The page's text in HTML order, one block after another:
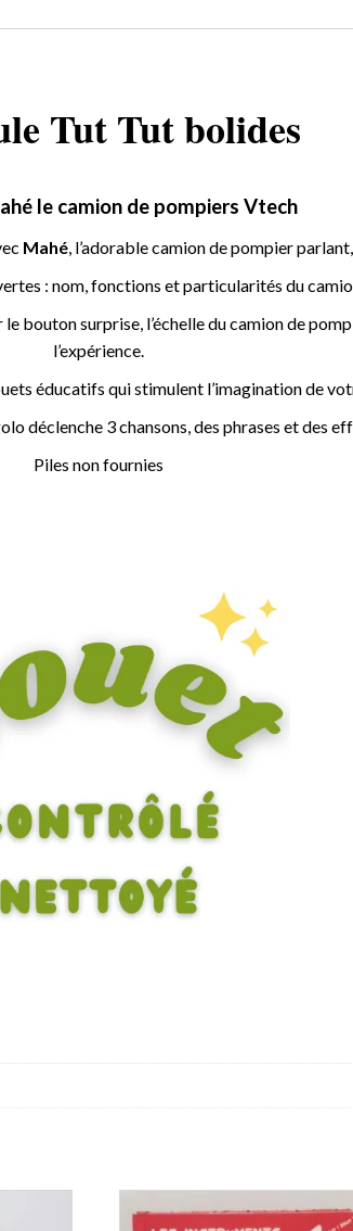
Tut Tut bolides
le camion de pompiers Vtech
Mahé, l’adorable camion de pompier
: nom, fonctions et particularités du
bouton surprise, l’échelle du camion de
l’expérience.
éducatifs qui stimulent l’imagination de
déclenche 3 chansons, des phrases et des
Piles non fournies